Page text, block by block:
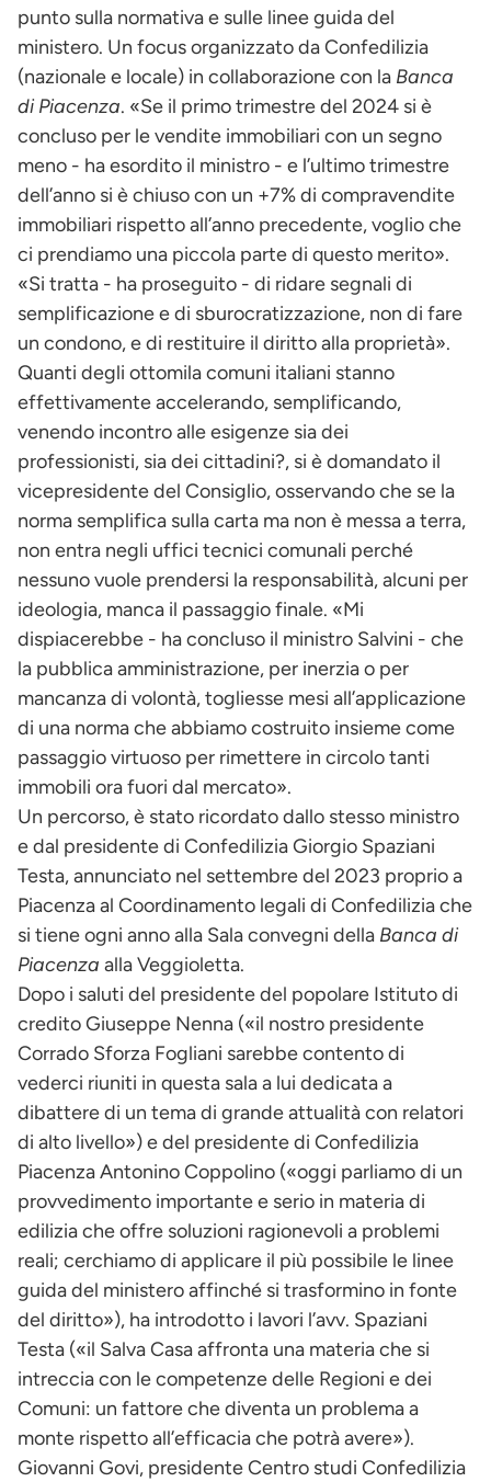
punto sulla normativa e sulle linee guida del
ministero. Un focus organizzato da Confedilizia
(nazionale e locale) in collaborazione con la Banca
di Piacenza. «Se il primo trimestre del 2024 si è
concluso per le vendite immobiliari con un segno
meno - ha esordito il ministro - e l’ultimo trimestre
dell’anno si è chiuso con un +7% di compravendite
immobiliari rispetto all’anno precedente, voglio che
ci prendiamo una piccola parte di questo merito».
«Si tratta - ha proseguito - di ridare segnali di
semplificazione e di sburocratizzazione, non di fare
un condono, e di restituire il diritto alla proprietà».
Quanti degli ottomila comuni italiani stanno
effettivamente accelerando, semplificando,
venendo incontro alle esigenze sia dei
professionisti, sia dei cittadini?, si è domandato il
vicepresidente del Consiglio, osservando che se la
norma semplifica sulla carta ma non è messa a terra,
non entra negli uffici tecnici comunali perché
nessuno vuole prendersi la responsabilità, alcuni per
ideologia, manca il passaggio finale. «Mi
dispiacerebbe - ha concluso il ministro Salvini - che
la pubblica amministrazione, per inerzia o per
mancanza di volontà, togliesse mesi all’applicazione
di una norma che abbiamo costruito insieme come
passaggio virtuoso per rimettere in circolo tanti
immobili ora fuori dal mercato».
Un percorso, è stato ricordato dallo stesso ministro
e dal presidente di Confedilizia Giorgio Spaziani
Testa, annunciato nel settembre del 2023 proprio a
Piacenza al Coordinamento legali di Confedilizia che
si tiene ogni anno alla Sala convegni della Banca di
Piacenza alla Veggioletta.
Dopo i saluti del presidente del popolare Istituto di
credito Giuseppe Nenna («il nostro presidente
Corrado Sforza Fogliani sarebbe contento di
vederci riuniti in questa sala a lui dedicata a
dibattere di un tema di grande attualità con relatori
di alto livello») e del presidente di Confedilizia
Piacenza Antonino Coppolino («oggi parliamo di un
provvedimento importante e serio in materia di
edilizia che offre soluzioni ragionevoli a problemi
reali; cerchiamo di applicare il più possibile le linee
guida del ministero affinché si trasformino in fonte
del diritto»), ha introdotto i lavori l’avv. Spaziani
Testa («il Salva Casa affronta una materia che si
intreccia con le competenze delle Regioni e dei
Comuni: un fattore che diventa un problema a
monte rispetto all’efficacia che potrà avere»).
Giovanni Govi, presidente Centro studi Confedilizia